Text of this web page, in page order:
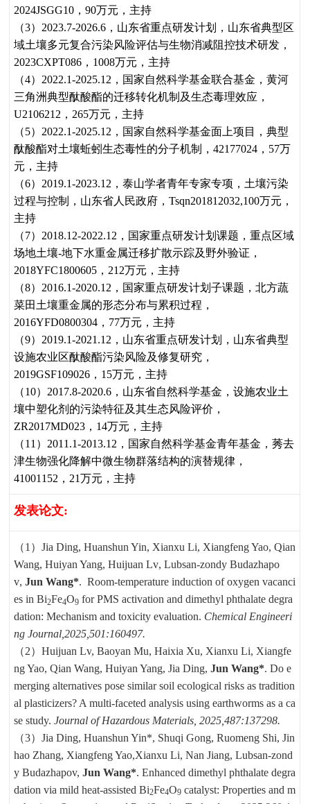
2024JSGG10 ，90万元 ， 主持
（3） 2023.7-2026.6 ， 山东省重点研发计划 ， 山东省典型区
域土壤多元复合污染风险评估与生物消减阻控技术研发 ，
2023CXPT086 ， 1008万元 ， 主持
（4） 2022.1-2025.12 ， 国家自然科学基金联合基金 ，黄河
三角洲典型酞酸酯的迁移转化机制及生态毒理效应 ，
U2106212 ， 265万元 ， 主持
（5） 2022.1-2025.12 ， 国家自然科学基金面上项目 ，典型
酞酸酯对土壤蚯蚓生态毒性的分子机制
，42177024 ， 57万
元 ， 主持
（6） 2019.1-2023.12 ，泰山学者青年专家专项 ， 土壤污染
过程与控制
， 山东省人民政府 ，Tsqn201812032,100万元 ，
主持
（7） 2018.12-2022.12 ， 国家重点研发计划课题 ，重点区域
场地土壤-地下水重金属迁移扩散示踪及野外验证 ，
2018YFC1800605 ， 212万元，主持
（8） 2016.1-2020.12 ， 国家重点研发计划子课题 ，北方蔬
菜田土壤重金属的形态分布与累积过程 ，
2016YFD0800304 ， 77万元 ， 主持
（9） 2019.1-2021.12 ， 山东省重点研发计划 ， 山东省典型
设施农业区酞酸酯污染风险及修复研究 ，
2019GSF109026 ， 15万元 ， 主持
（10） 2017.8-2020.6 ， 山东省自然科学基金 ，设施农业土
壤中塑化剂的污染特征及其生态风险评价 ，
ZR2017MD023 ， 14万元 ， 主持
（11 ） 2011.1-2013.12 ， 国家自然科学基金青年基金 ，莠去
津生物强化降解中微生物群落结构的演替规律 ，
41001152 ， 21万元 ， 主持
发表论文:
（1 ）Jia Ding,Huanshun Yin, Xianxu Li, Xiangfeng Yao,Qian
Wang,Huiyan Yang,Huijuan Lv,Lubsan-zondy Budazhapo
v,Jun Wang*. Room-temperature induction of oxygen vacanci
es inBi2Fe4O9 for PMS activation and dimethyl phthalate degra
dation: Mechanism and toxicity evaluation. Chemical Engineeri
ng Journal,2025,501:160497.
（2）Huijuan Lv,Baoyan Mu, Haixia Xu, Xianxu Li, Xiangfe
ng Yao, Qian Wang, Huiyan Yang, Jia Ding,Jun Wang*. Do e
merging alternatives pose similar soil ecological risks as tradition
al plasticizers? A multi-faceted analysis using earthworms as a ca
se study.Journal of Hazardous Materials, 2025,487:137298.
（3）Jia Ding, Huanshun Yin*, Shuqi Gong, Ruomeng Shi, Jin
hao Zhang, Xiangfeng Yao,Xianxu Li, Nan Jiang, Lubsan-zond
y Budazhapov,Jun Wang*. Enhanced dimethyl phthalate degra
dation via mild heat-assistedBi2Fe4O9 catalyst: Properties and m